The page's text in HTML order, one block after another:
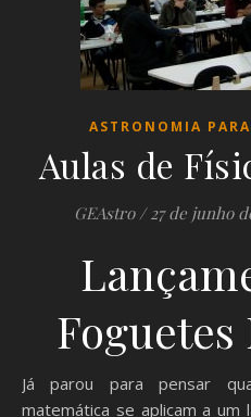
ASTRONOMIA
Aulas de
GEAstro / 27 de junho
Já parou para pensar quais conceitos da física e
matemática se aplicam a